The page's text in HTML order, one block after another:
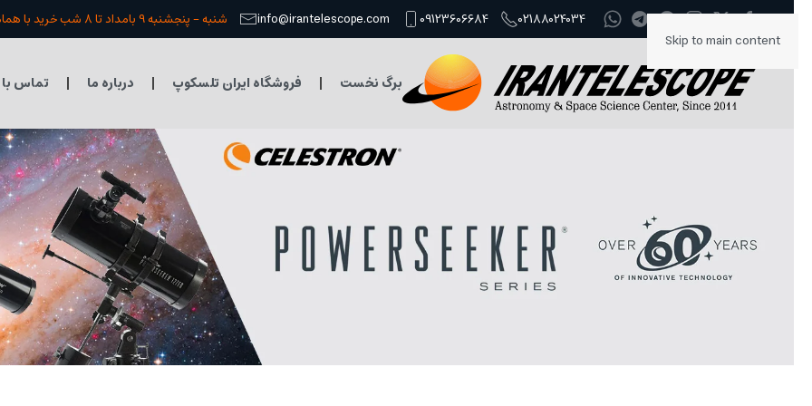
Skip to main content
02188024034
09123606684
info@irantelescope.com شنبه - پنجشنبه 9 بامداد تا 8 شب خرید با هماهنگی قبلی
برگ نخست فروشگاه ایران تلسکوپ درباره ما تماس با